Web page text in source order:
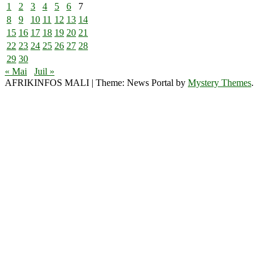
1
2 3 4 5 6
7
8
9 10 11 12 13 14
15 16 17 18 19 20 21
22 23 24 25 26 27 28
29 30
« Mai
Juil »
AFRIKINFOS MALI | Theme: News Portal by Mystery Themes.